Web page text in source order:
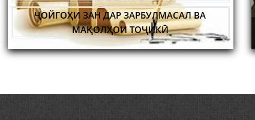
АБАРМАРДИ ИЛМИ ЗАБОНШИНОСИИ ТОҶИК
ИҚТИБОСШАВИИ ВОЖАҲОИ ЗАБОНИ ТОҶИКӢ
ДАР ЗАБОНИ ВАХОНӢ З. МАМАДАМИНОВА.
ҶУҒРОФИИ ВАРЗОБ (ДАР АСОСИ МАВОДИ
НИШАСТИ НАВБАТИИ МАҲФИЛИ ИЛМӢ -
НАЗАРИИ "СУХАНСАНҶӢ" БАРГУЗОР ГАРДИД.